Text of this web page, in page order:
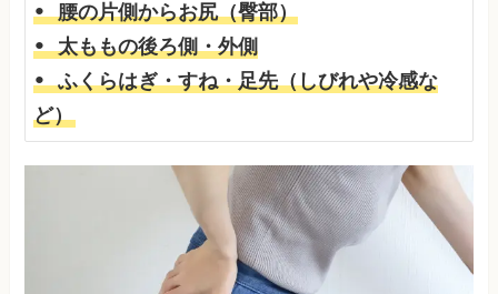
• 腰の片側からお尻（臀部）
• 太ももの後ろ側・外側
• ふくらはぎ・すね・足先（しびれや冷感な
ど）